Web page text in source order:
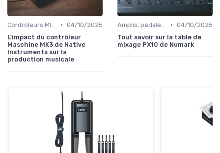
Contrôleurs MIDI et samplers • 04/10/2025
L'impact du contrôleur
Maschine MK3 de Native
Instruments sur la
production musicale
Amplis, pédales et effets • 04/10/2025
Tout savoir sur la table de
mixage PX10 de Numark